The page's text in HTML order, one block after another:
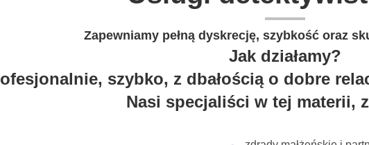
Zapewniamy pełną dyskrecję, szybkość oraz
Jak działamy?
szybko, z dbałością o dobre
Nasi specjaliści w tej materii,